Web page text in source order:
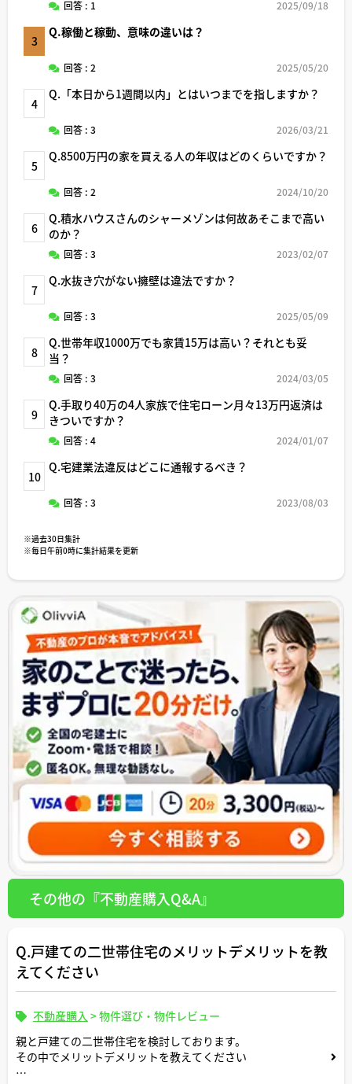
回答 : 1 2025/09/18
3
Q.稼働と稼動、意味の違いは？
回答 : 2 2025/05/20
4
Q.「本日から1週間以内」とはいつまでを指しますか？
回答 : 3 2026/03/21
5
Q.8500万円の家を買える人の年収はどのくらいですか？
回答 : 2 2024/10/20
6
Q.積水ハウスさんのシャーメゾンは何故あそこまで高い
のか？
回答 : 3 2023/02/07
7
Q.水抜き穴がない擁壁は違法ですか？
回答 : 3 2025/05/09
8
Q.世帯年収1000万でも家賃15万は高い？それとも妥
当？
回答 : 3 2024/03/05
9
Q.手取り40万の4人家族で住宅ローン月々13万円返済は
きついですか？
回答 : 4 2024/01/07
10
Q.宅建業法違反はどこに通報するべき？
回答 : 3 2023/08/03
※過去30日集計
※毎日午前0時に集計結果を更新
その他の『不動産購入Q&A』
Q.戸建ての二世帯住宅のメリットデメリットを教
えてください
不動産購入 >物件選び・物件レビュー
親と戸建ての二世帯住宅を検討しております。
その中でメリットデメリットを教えてください